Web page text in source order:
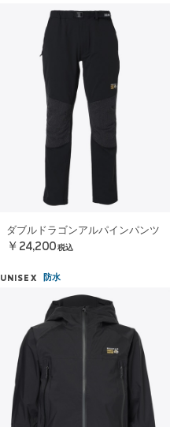
ダブルドラゴンアルパインパンツ
￥24,200 税込
UNISEX 防水